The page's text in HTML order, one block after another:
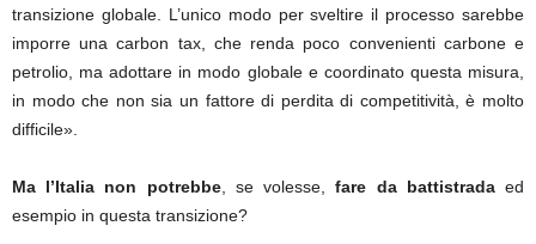
transizione globale. L’unico modo per sveltire il processo sarebbe
imporre una carbon tax, che renda poco convenienti carbone e
petrolio, ma adottare in modo globale e coordinato questa misura,
in modo che non sia un fattore di perdita di competitività, è molto
difficile».
Ma l’Italia non potrebbe, se volesse, fare da battistrada ed
esempio in questa transizione?